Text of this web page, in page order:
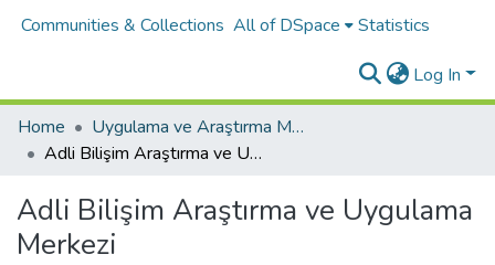
Communities & Collections All of DSpace Statistics
Log In
Home
Uygulama ve Araştırma Merkezleri
Adli Bilişim Araştırma ve Uygulama Merkezi
Adli Bilişim Araştırma ve Uygulama
Merkezi